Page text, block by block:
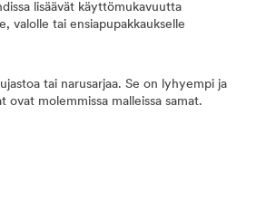
lisäävät käyttömukavuutta
valolle tai ensiapupakkaukselle
tai narusarjaa. Se on lyhyempi ja
molemmissa malleissa samat.